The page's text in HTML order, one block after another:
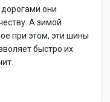
они
А зимой
при этом, эти шины
быстро их